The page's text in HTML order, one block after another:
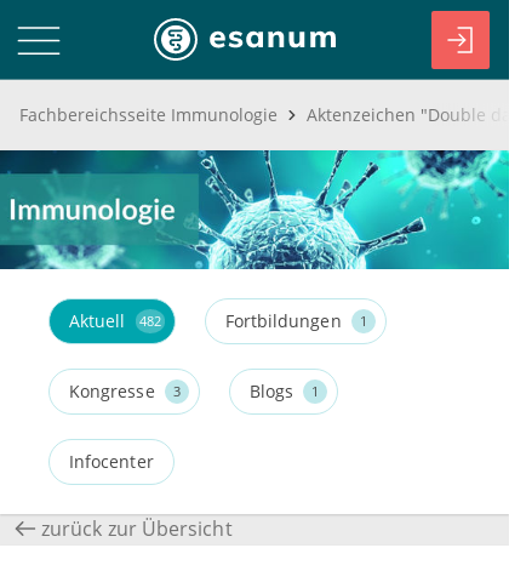
Fachbereichsseite Immunologie
Aktuell 482 Fortbildungen 1
Kongresse 3 Blogs 1
Infocenter
zurück zur Übersicht